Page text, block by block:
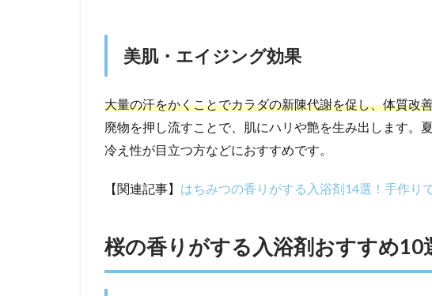
美肌・エイジング効果
大量の汗をかくことでカラダの新陳代謝を促し、体質改
廃物を押し流すことで、肌にハリや艶を生み出します。
冷え性が目立つ方などにおすすめです。
【関連記事】 はちみつの香りがする入浴剤14選！手作り
桜の香りがする入浴剤おすすめ10